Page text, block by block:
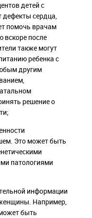
детей с
сердца,
помочь врачам
вскоре после
также могут
ребенка с
другим
решение о
Это может быть
патологиями
информации
Например,
быть